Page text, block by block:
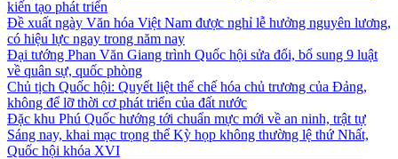
kiến tạo phát triển
Đề xuất ngày Văn hóa Việt Nam được nghỉ lễ hưởng nguyên lương,
có hiệu lực ngay trong năm nay
Đại tướng Phan Văn Giang trình Quốc hội sửa đổi, bổ sung 9 luật
về quân sự, quốc phòng
Chủ tịch Quốc hội: Quyết liệt thể chế hóa chủ trương của Đảng,
không để lỡ thời cơ phát triển của đất nước
Đặc khu Phú Quốc hướng tới chuẩn mực mới về an ninh, trật tự
Sáng nay, khai mạc trọng thể Kỳ họp không thường lệ thứ Nhất,
Quốc hội khóa XVI